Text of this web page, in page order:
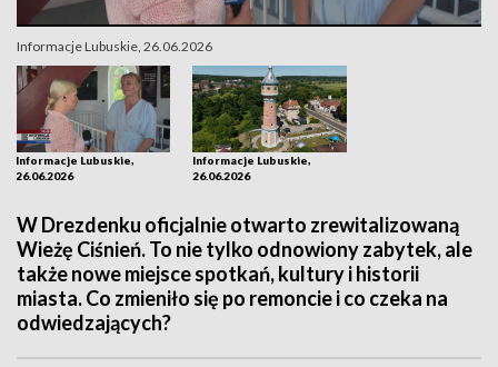
Informacje Lubuskie, 26.06.2026
Informacje Lubuskie,
26.06.2026
Informacje Lubuskie,
26.06.2026
W Drezdenku oficjalnie otwarto zrewitalizowaną
Wieżę Ciśnień. To nie tylko odnowiony zabytek, ale
także nowe miejsce spotkań, kultury i historii
miasta. Co zmieniło się po remoncie i co czeka na
odwiedzających?